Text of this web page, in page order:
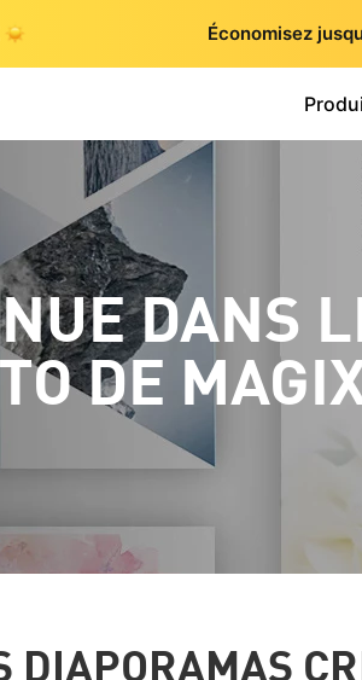
Économisez
DANS
DE
DIAPORAMAS